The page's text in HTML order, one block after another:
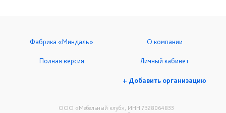
ООО «Мебельный клуб», ИНН 7328064833
Фабрика «Миндаль» О компании
Полная версия Личный кабинет
+ Добавить организацию